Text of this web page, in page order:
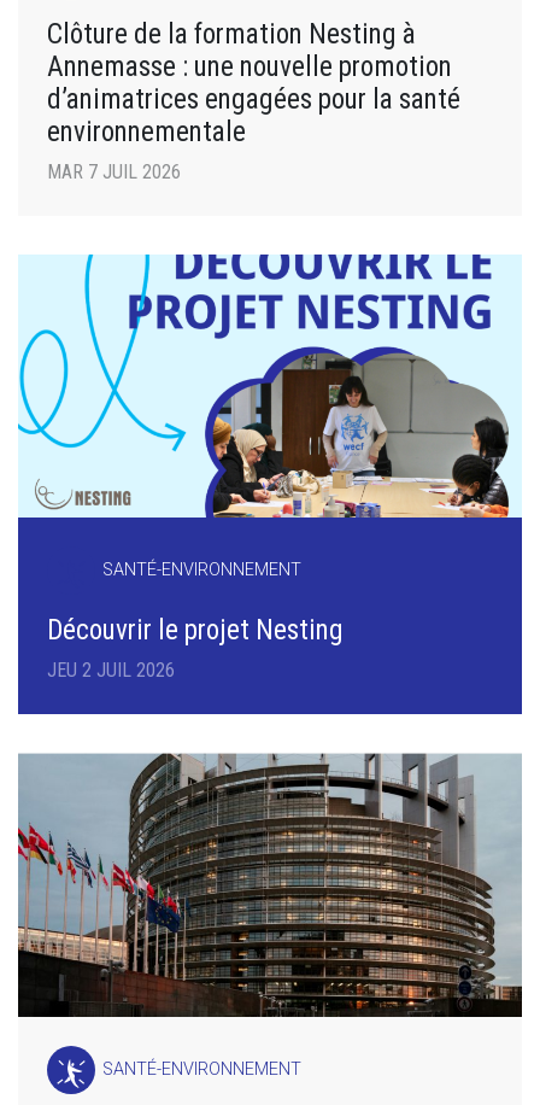
Clôture de la formation Nesting à
Annemasse : une nouvelle promotion
d’animatrices engagées pour la santé
environnementale
MAR 7 JUIL 2026
SANTÉ-ENVIRONNEMENT
Découvrir le projet Nesting
JEU 2 JUIL 2026
SANTÉ-ENVIRONNEMENT